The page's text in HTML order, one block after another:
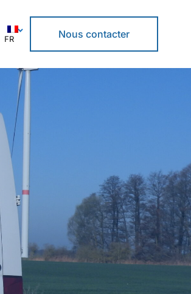
FR Nous contacter